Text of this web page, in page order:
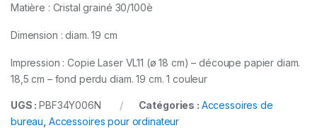
Matière : Cristal grainé 30/100è
Dimension : diam. 19 cm
Impression : Copie Laser VL11 (ø 18 cm) – découpe papier diam.
18,5 cm – fond perdu diam. 19 cm. 1 couleur
UGS :PBF34Y006N Catégories : Accessoires de
bureau Accessoires pour ordinateur